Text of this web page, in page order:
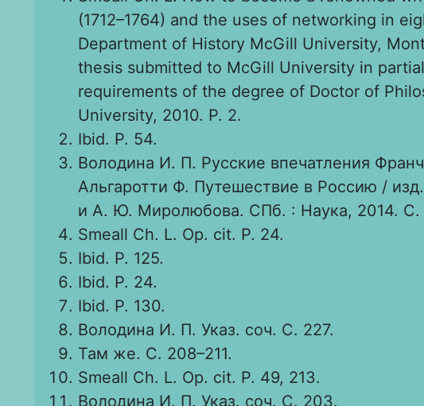
(1712–1764) and the uses of networking in
Department of History McGill University,
thesis submitted to McGill University in
requirements of the degree of Doctor of
University, 2010. Р. 2.
Ibid. Р. 54.
Володина И. П. Русские впечатления
Альгаротти Ф. Путешествие в Россию /
и А. Ю. Миролюбова. СПб. : Наука, 2014. С.
Smeall Ch. L. Op. cit. Р. 24.
Ibid. Р. 125.
Ibid. Р. 24.
Ibid. Р. 130.
Володина И. П. Указ. соч. С. 227.
Там же. С. 208–211.
Smeall Ch. L. Op. cit. Р. 49, 213.
Володина И. П. Указ. соч. С. 203.